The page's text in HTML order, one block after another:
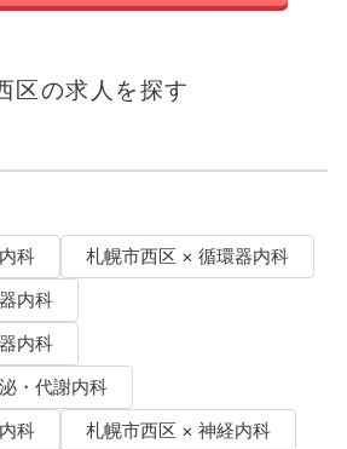
区の求人を探す
科
札幌市西区 × 循環器内科
内科
内科
・代謝内科
科
札幌市西区 × 神経内科